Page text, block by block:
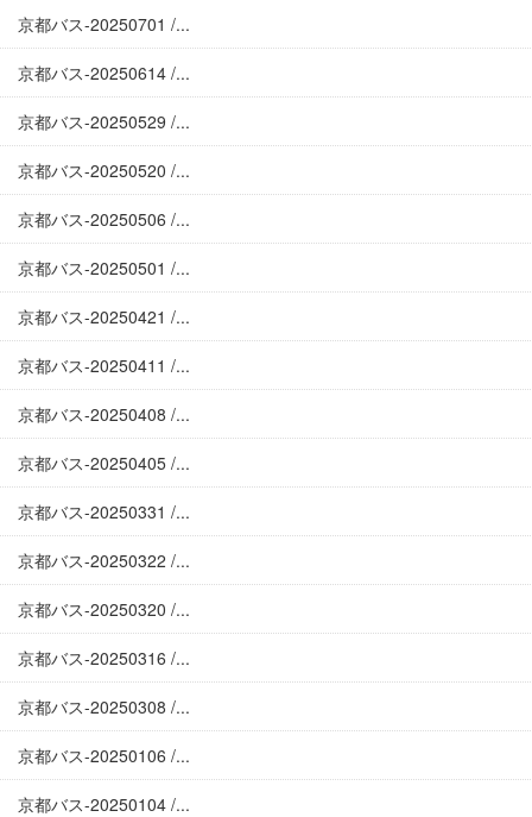
京都バス-20250701 /...
京都バス-20250614 /...
京都バス-20250529 /...
京都バス-20250520 /...
京都バス-20250506 /...
京都バス-20250501 /...
京都バス-20250421 /...
京都バス-20250411 /...
京都バス-20250408 /...
京都バス-20250405 /...
京都バス-20250331 /...
京都バス-20250322 /...
京都バス-20250320 /...
京都バス-20250316 /...
京都バス-20250308 /...
京都バス-20250106 /...
京都バス-20250104 /...